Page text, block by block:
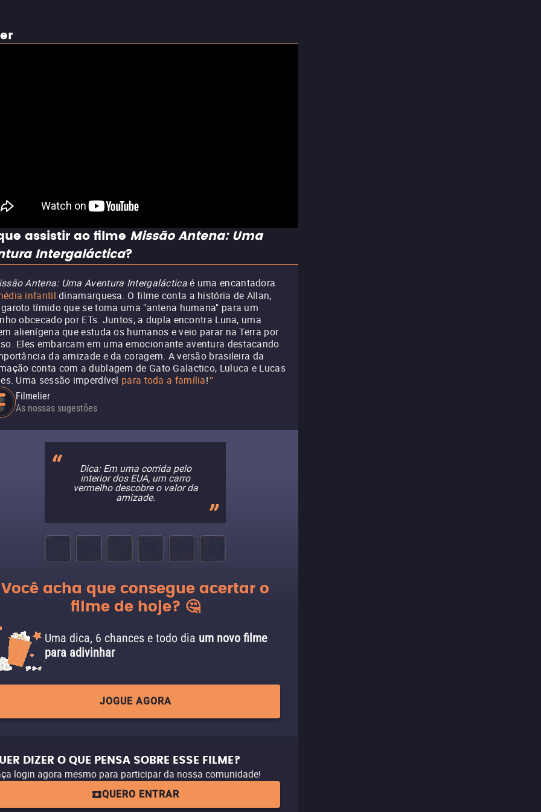
assistir ao filme Missão Antena: Uma
Intergaláctica?
Antena: Uma Aventura Intergalácticaé uma encantadora
infantil dinamarquesa. O filme conta a história de Allan,
tímido que se torna uma "antena humana" para um
obcecado por ETs. Juntos, a dupla encontra Luna, uma
alienígena que estuda os humanos e veio parar na Terra por
Eles embarcam em uma emocionante aventura destacando
da amizade e da coragem. A versão brasileira da
conta com a dublagem de Gato Galactico, Luluca e Lucas
Uma sessão imperdível para toda a família!"
Filmelier
As nossas sugestões
Dica: Em uma corrida pelo
interior dos EUA, um carro
vermelho descobre o valor da
amizade.
Você acha que consegue acertar o
filme de hoje? 🤔
Uma dica, 6 chances e todo dia um novo filme
para adivinhar
JOGUE AGORA
DIZER O QUE PENSA SOBRE ESSE FILME?
login agora mesmo para participar da nossa comunidade!
QUERO ENTRAR